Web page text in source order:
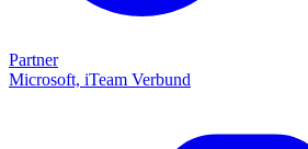
Partner
Microsoft, iTeam Verbund